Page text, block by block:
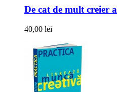
De cat de mult creier
40,00 lei